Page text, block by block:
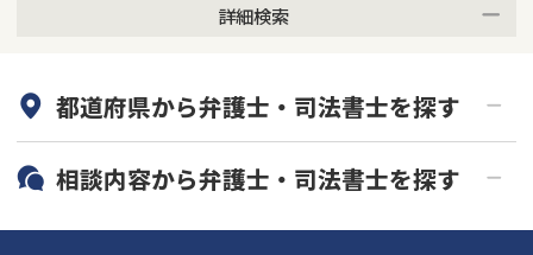
詳細検索
初回相談無料
土日祝の相談可能
都道府県から弁護士・司法書士を探す
北海道・東北
北海道 青森県
関東
相談内容から弁護士・司法書士を探す